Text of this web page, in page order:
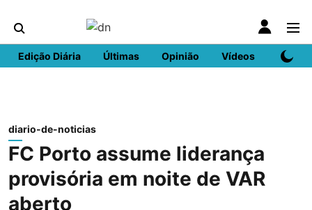
Edição Diária Últimas Opinião Vídeos DN
diario-de-noticias
FC Porto assume liderança
provisória em noite de VAR
aberto